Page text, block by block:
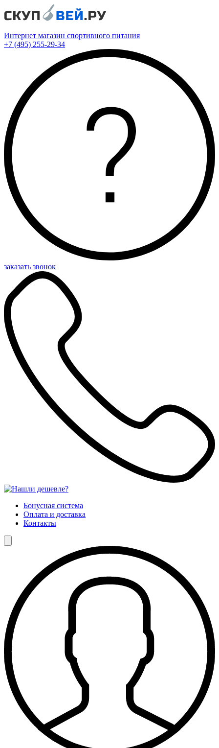
Интернет магазин спортивного питания
+7 (495) 255-29-34
заказать звонок
Бонусная система
Оплата и доставка
Контакты